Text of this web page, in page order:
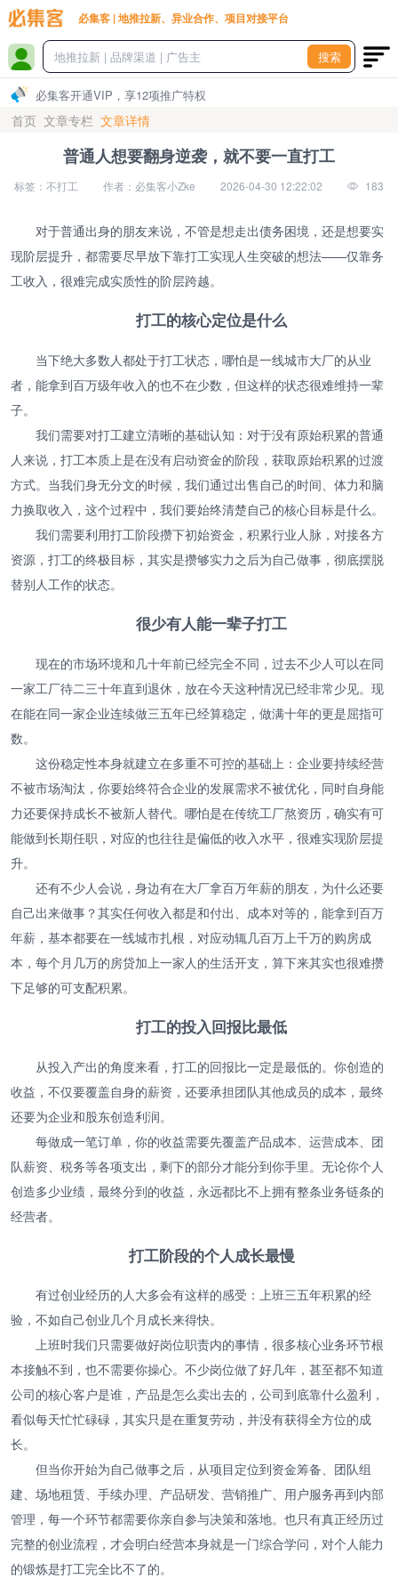
必集客 | 地推拉新、异业合作、项目对接平台
搜索
必集客开通VIP，享12项推广特权
首页 文章专栏 文章详情
普通人想要翻身逆袭，就不要一直打工
标签：不打工 作者：必集客小Zke 2026-04-30 12:22:02 183
对于普通出身的朋友来说，不管是想走出债务困境，还是想要实
现阶层提升，都需要尽早放下靠打工实现人生突破的想法——仅靠务
工收入，很难完成实质性的阶层跨越。
打工的核心定位是什么
当下绝大多数人都处于打工状态，哪怕是一线城市大厂的从业
者，能拿到百万级年收入的也不在少数，但这样的状态很难维持一辈
子。
我们需要对打工建立清晰的基础认知：对于没有原始积累的普通
人来说，打工本质上是在没有启动资金的阶段，获取原始积累的过渡
方式。当我们身无分文的时候，我们通过出售自己的时间、体力和脑
力换取收入，这个过程中，我们要始终清楚自己的核心目标是什么。
我们需要利用打工阶段攒下初始资金，积累行业人脉，对接各方
资源，打工的终极目标，其实是攒够实力之后为自己做事，彻底摆脱
替别人工作的状态。
很少有人能一辈子打工
现在的市场环境和几十年前已经完全不同，过去不少人可以在同
一家工厂待二三十年直到退休，放在今天这种情况已经非常少见。现
在能在同一家企业连续做三五年已经算稳定，做满十年的更是屈指可
数。
这份稳定性本身就建立在多重不可控的基础上：企业要持续经营
不被市场淘汰，你要始终符合企业的发展需求不被优化，同时自身能
力还要保持成长不被新人替代。哪怕是在传统工厂熬资历，确实有可
能做到长期任职，对应的也往往是偏低的收入水平，很难实现阶层提
升。
还有不少人会说，身边有在大厂拿百万年薪的朋友，为什么还要
自己出来做事？其实任何收入都是和付出、成本对等的，能拿到百万
年薪，基本都要在一线城市扎根，对应动辄几百万上千万的购房成
本，每个月几万的房贷加上一家人的生活开支，算下来其实也很难攒
下足够的可支配积累。
打工的投入回报比最低
从投入产出的角度来看，打工的回报比一定是最低的。你创造的
收益，不仅要覆盖自身的薪资，还要承担团队其他成员的成本，最终
还要为企业和股东创造利润。
每做成一笔订单，你的收益需要先覆盖产品成本、运营成本、团
队薪资、税务等各项支出，剩下的部分才能分到你手里。无论你个人
创造多少业绩，最终分到的收益，永远都比不上拥有整条业务链条的
经营者。
打工阶段的个人成长最慢
有过创业经历的人大多会有这样的感受：上班三五年积累的经
验，不如自己创业几个月成长来得快。
上班时我们只需要做好岗位职责内的事情，很多核心业务环节根
本接触不到，也不需要你操心。不少岗位做了好几年，甚至都不知道
公司的核心客户是谁，产品是怎么卖出去的，公司到底靠什么盈利，
看似每天忙忙碌碌，其实只是在重复劳动，并没有获得全方位的成
长。
但当你开始为自己做事之后，从项目定位到资金筹备、团队组
建、场地租赁、手续办理、产品研发、营销推广、用户服务再到内部
管理，每一个环节都需要你亲自参与决策和落地。也只有真正经历过
完整的创业流程，才会明白经营本身就是一门综合学问，对个人能力
的锻炼是打工完全比不了的。